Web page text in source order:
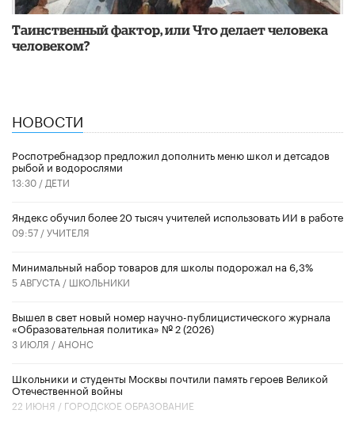
Таинственный фактор, или Что делает человека
человеком?
НОВОСТИ
Роспотребнадзор предложил дополнить меню школ и детсадов
рыбой и водорослями
13:30 / ДЕТИ
​Яндекс обучил более 20 тысяч учителей использовать ИИ в работе
09:57 /УЧИТЕЛЯ
Минимальный набор товаров для школы подорожал на 6,3%
5 АВГУСТА / ШКОЛЬНИКИ
Вышел в свет новый номер научно-публицистического журнала
«Образовательная политика» № 2 (2026)
3 ИЮЛЯ / АНОНС
Школьники и студенты Москвы почтили память героев Великой
Отечественной войны
22 ИЮНЯ / ГОРОДСКОЕ ОБРАЗОВАНИЕ